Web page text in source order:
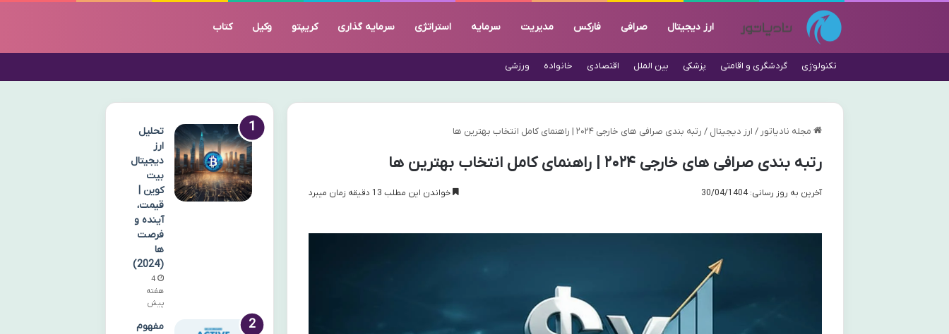
ارز دیجیتال صرافی فارکس مدیریت سرمایه استراتژی سرمایه گذاری کریپتو وکیل کتاب
تکنولوژی گردشگری و اقامتی پزشکی بین الملل اقتصادی خانواده ورزشی
مجله نادیاتور / ارز دیجیتال / رتبه بندی صرافی های خارجی ۲۰۲۴ | راهنمای کامل انتخاب بهترین ها
رتبه بندی صرافی های خارجی ۲۰۲۴ | راهنمای کامل انتخاب بهترین ها
آخرین به روز رسانی: 30/04/1404 خواندن این مطلب 13 دقیقه زمان میبرد
تحلیل
ارز
دیجیتال
بیت
کوین |
قیمت،
آینده و
فرصت
ها
(2024)
4
هفته
پیش
مفهوم